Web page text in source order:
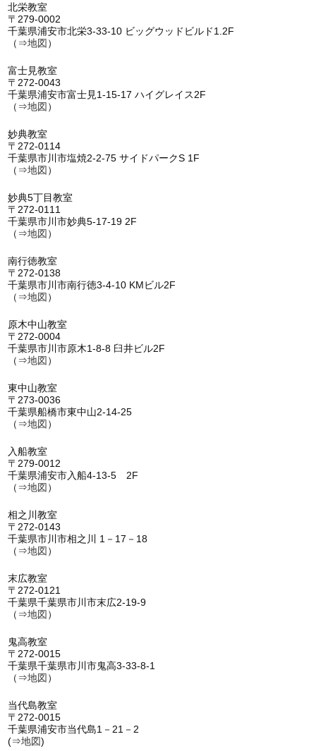
北栄教室
〒279-0002
千葉県浦安市北栄3-33-10 ビッグウッドビルド1.2F
（⇒地図 ）
富士見教室
〒272-0043
千葉県浦安市富士見1-15-17 ハイグレイス2F
（⇒地図 ）
妙典教室
〒272-0114
千葉県市川市塩焼2-2-75 サイドパークS 1F
（⇒地図 ）
妙典5丁目教室
〒272-0111
千葉県市川市妙典5-17-19 2F
（⇒地図 ）
南行徳教室
〒272-0138
千葉県市川市南行徳3-4-10 KMビル2F
（⇒地図 ）
原木中山教室
〒272-0004
千葉県市川市原木1-8-8 臼井ビル2F
（⇒地図 ）
東中山教室
〒273-0036
千葉県船橋市東中山2-14-25
（⇒地図 ）
入船教室
〒279-0012
千葉県浦安市入船4-13-5 2F
（⇒地図 ）
相之川教室
〒272-0143
千葉県市川市相之川 1－17－18
（⇒地図 ）
末広教室
〒272-0121
千葉県千葉県市川市末広2-19-9
（⇒地図 ）
鬼高教室
〒272-0015
千葉県千葉県市川市鬼高3-33-8-1
（⇒地図 ）
当代島教室
〒272-0015
千葉県浦安市当代島1－21－2
(⇒地図)